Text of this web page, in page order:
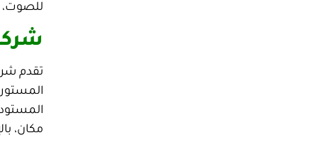
للصوت،
تقدم
مكان،